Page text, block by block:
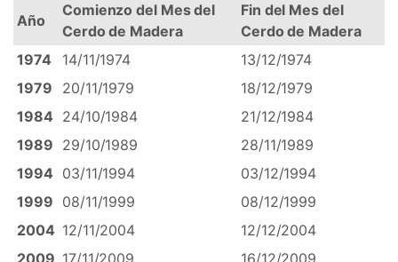
Año
Comienzo del Mes del
Cerdo de Madera
Fin del Mes del
Cerdo de Madera
1974
14/11/1974
13/12/1974
1979
20/11/1979
18/12/1979
1984 24/10/1984
21/12/1984
1989 29/10/1989
28/11/1989
1994 03/11/1994
03/12/1994
1999 08/11/1999
08/12/1999
2004 12/11/2004
12/12/2004
2009 17/11/2009
16/12/2009